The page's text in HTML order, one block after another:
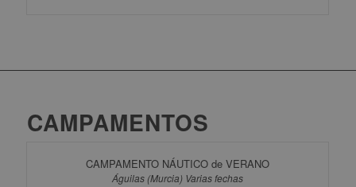
CAMPAMENTOS
CAMPAMENTO NÁUTICO de VERANO
Águilas (Murcia) Varias fechas